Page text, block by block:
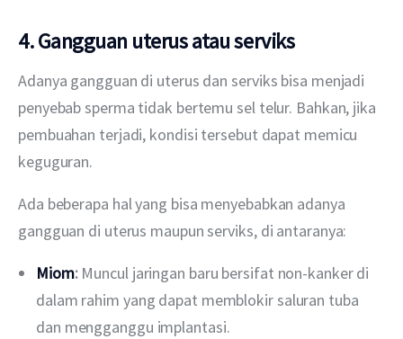
4. Gangguan uterus atau serviks
Adanya gangguan di uterus dan serviks bisa menjadi
penyebab sperma tidak bertemu sel telur. Bahkan, jika
pembuahan terjadi, kondisi tersebut dapat memicu
keguguran.
Ada beberapa hal yang bisa menyebabkan adanya
gangguan di uterus maupun serviks, di antaranya:
Miom:Muncul jaringan baru bersifat non-kanker di
dalam rahim yang dapat memblokir saluran tuba
dan mengganggu implantasi.